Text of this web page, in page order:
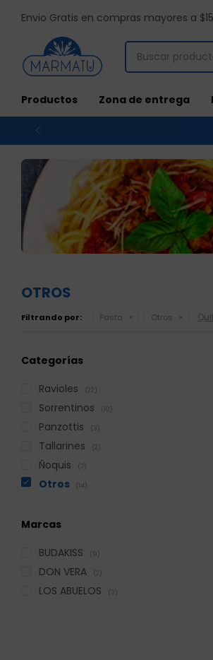
Productos Zona de entrega
Envio Gratis en compras mayores a
OTROS
Filtrando por: Pasta Otros
Categorías
Ravioles
(22)
Sorrentinos (10)
Panzottis (3)
Tallarines (2)
Ñoquis (7)
Otros (14)
Marcas
BUDAKISS
(9)
DON VERA (2)
LOS ABUELOS (3)